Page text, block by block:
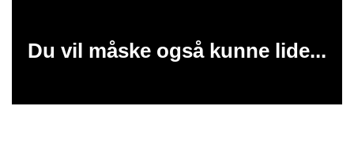
Du vil måske også kunne lide...